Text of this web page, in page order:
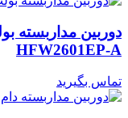
HFW2601EP-A
تماس بگیرید